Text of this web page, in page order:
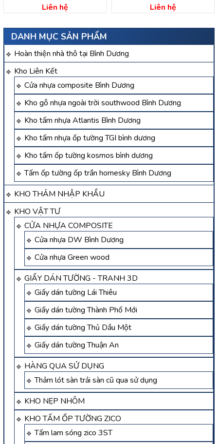
DANH MỤC SẢN PHẨM
Hoàn thiện nhà thô tại Bình Dương
Kho Liên Kết
Cửa nhựa composite Bình Dương
Kho gỗ nhựa ngoài trời southwood Bình Dương
Kho tấm nhựa Atlantis Bình Dương
Kho tấm nhựa ốp tường TGI bình dương
Kho tấm ốp tường kosmos bình dương
Tấm ốp tường ốp trần homesky Bình Dương
KHO THẢM NHẬP KHẨU
KHO VẬT TƯ
CỬA NHỰA COMPOSITE
Cửa nhựa DW Bình Dương
Cửa nhựa Green wood
GIẤY DÁN TƯỜNG - TRANH 3D
Giấy dán tường Lái Thiêu
Giấy dán tường Thành Phố Mới
Giấy dán tường Thủ Dầu Một
Giấy dán tường Thuận An
HÀNG QUA SỬ DỤNG
Thảm lót sàn trải sàn cũ qua sử dụng
KHO NẸP NHÔM
KHO TẤM ỐP TƯỜNG ZICO
Tấm lam sóng zico 3ST
dương
Liên hệ dương
Liên hệ